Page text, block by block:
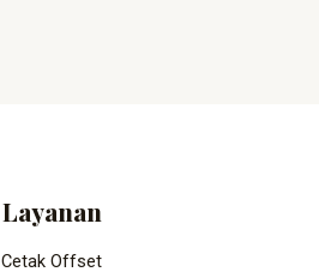
Layanan
Cetak Offset